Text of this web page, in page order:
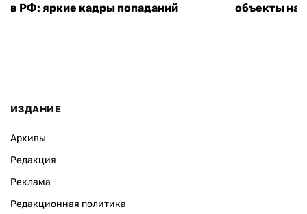
в РФ: яркие кадры попаданий
объекты на
ИЗДАНИЕ
Архивы
Редакция
Реклама
Редакционная политика